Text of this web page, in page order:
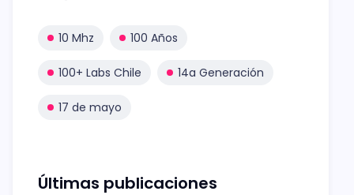
10 Mhz 100 Años
100+ Labs Chile 14a Generación
17 de mayo
Últimas publicaciones